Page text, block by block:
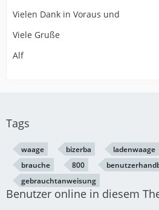
Vielen Dank in Voraus und
Viele Gruße
Alf
Tags
waage bizerba ladenwaage
brauche
800
gebrauchtanweisung
Benutzer online in diesem